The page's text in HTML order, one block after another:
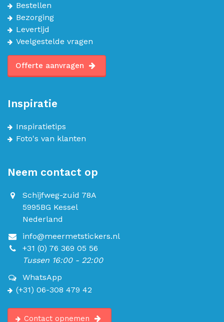
Bestellen
Bezorging
Levertijd
Veelgestelde vragen
Offerte aanvragen
Inspiratie
Inspiratietips
Foto's van klanten
Neem contact op
Schijfweg-zuid 78A
5995BG Kessel
Nederland
info@meermetstickers.nl
+31 (0) 76 369 05 56
Tussen 16:00 - 22:00
WhatsApp
(+31) 06-308 479 42
Contact opnemen